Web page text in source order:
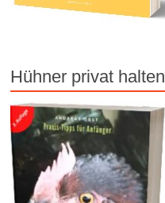
Hühner privat halten